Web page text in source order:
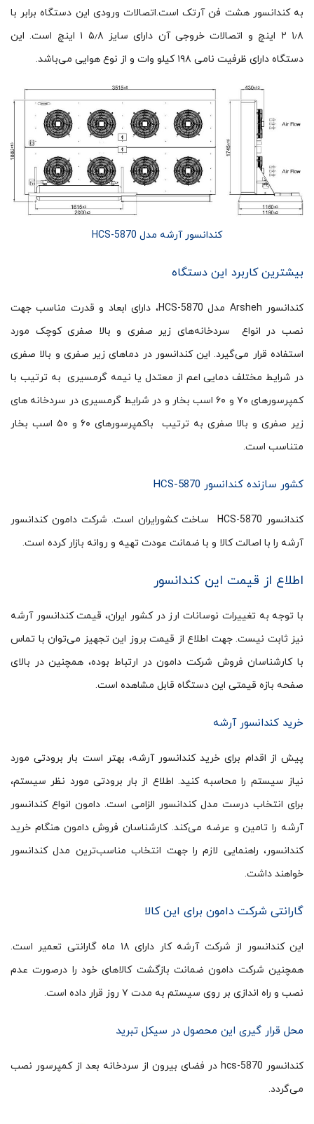
به کندانسور هشت فن آرتک است.اتصالات ورودی این دستگاه برابر با
۱٫۸ ۲ اینچ و اتصالات خروجی آن دارای سایز ۵٫۸ ۱ اینچ است. این
دستگاه دارای ظرفیت نامی ۱۹۸ کیلو وات و از نوع هوایی می‌‌باشد.
کندانسور آرشه مدل HCS-5870
بیشترین کاربرد این دستگاه
کندانسور Arsheh مدل HCS-5870، دارای ابعاد و قدرت مناسب جهت
نصب در انواع سردخانه‌های زیر صفری و بالا صفری کوچک مورد
استفاده قرار می‌گیرد. این کندانسور در دماهای زیر صفری و بالا صفری
در شرایط مختلف دمایی اعم از معتدل یا نیمه گرمسیری به ترتیب با
کمپرسورهای ۷۰ و ۶۰ اسب بخار و در شرایط گرمسیری در سردخانه های
زیر صفری و بالا صفری به ترتیب باکمپرسورهای ۶۰ و ۵۰ اسب بخار
متناسب است.
کشور سازنده کندانسور HCS-5870
کندانسور HCS-5870 ساخت کشورایران است. شرکت دامون کندانسور
آرشه را با اصالت کالا و با ضمانت عودت تهیه و روانه بازار کرده است.
اطلاع از قیمت این کندانسور
با توجه به تغییرات نوسانات ارز در کشور ایران، قیمت کندانسور آرشه
نیز ثابت نیست. جهت اطلاع از قیمت بروز این تجهیز می‌توان با تماس
با کارشناسان فروش شرکت دامون در ارتباط بوده، همچنین در بالای
صفحه بازه قیمتی این دستگاه قابل مشاهده است.
خرید کندانسور آرشه
پیش از اقدام برای خرید کندانسور آرشه، بهتر است بار برودتی مورد
نیاز سیستم را محاسبه کنید. اطلاع از بار برودتی مورد نظر سیستم،
برای انتخاب درست مدل کندانسور الزامی است. دامون انواع کندانسور
آرشه را تامین و عرضه می‌کند. کارشناسان فروش دامون هنگام خرید
کندانسور، راهنمایی لازم را جهت انتخاب مناسب‌ترین مدل کندانسور
خواهند داشت.
گارانتی شرکت دامون برای این کالا
این کندانسور از شرکت آرشه کار دارای ۱۸ ماه گارانتی تعمیر است.
همچنین شرکت دامون ضمانت بازگشت کالاهای خود را درصورت عدم
نصب و راه اندازی بر روی سیستم به مدت ۷ روز قرار داده است.
محل قرار گیری این محصول در سیکل تبرید
کندانسور hcs-5870 در فضای بیرون از سردخانه بعد از کمپرسور نصب
می‌گردد.